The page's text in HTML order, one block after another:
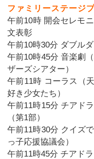
ファミリーステージ
午前10時 開会セレモ
文表彰
午前10時30分 ダブル
午前10時45分 音楽劇
ザーズシアター）
午前11時 コーラス（
好き少女たち）
午前11時15分 チアド
（第1部）
午前11時30分 クイズ
っ子応援協議会）
午前11時45分 チアド